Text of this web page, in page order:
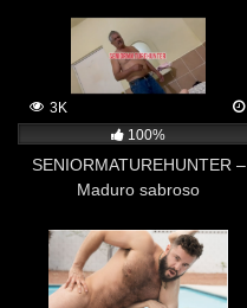
3K
100%
SENIORMATUREHUNTER –
Maduro sabroso